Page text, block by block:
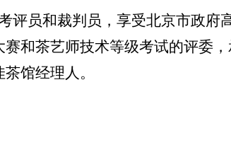
评员和裁判员，享受北京市政
和茶艺师技术等级考试的评委
馆经理人。